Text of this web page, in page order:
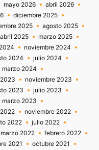
mayo 2026
abril 2026
diciembre 2025
2025
agosto 2025
abril 2025
marzo 2025
noviembre 2024
2024
julio 2024
marzo 2024
noviembre 2023
2023
julio 2023
marzo 2023
noviembre 2022
2022
julio 2022
marzo 2022
febrero 2022
2021
octubre 2021